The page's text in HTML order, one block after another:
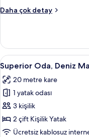
fotoğrafları
Daha çok detay
Superior
(1+0
Renovated)
hakkında
daha
fazla
detay
Superior
Oda,
Deniz
Manzaralı
(3+0
Renovated)
için
2
Superior Oda, Deniz
20 metre kare
1 yatak odası
3 kişilik
2 çift Kişilik Yatak
Ücretsiz kablosuz